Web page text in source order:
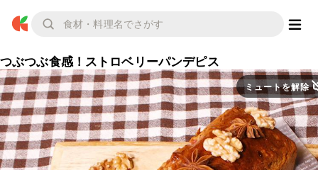
つぶつぶ食感！ストロベリーパンデピス
ミュートを解除